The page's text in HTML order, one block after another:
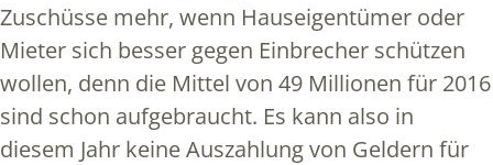
Zuschüsse mehr, wenn Hauseigentümer oder
Mieter sich besser gegen Einbrecher schützen
wollen, denn die Mittel von 49 Millionen für 2016
sind schon aufgebraucht. Es kann also in
diesem Jahr keine Auszahlung von Geldern für